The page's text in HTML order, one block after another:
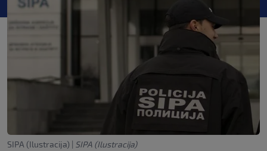
SIPA (Ilustracija) | SIPA (Ilustracija)